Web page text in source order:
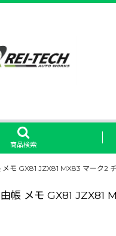
商品検索
モ GX81 JZX81 MX83 マーク2
帳 メモ GX81 JZX81